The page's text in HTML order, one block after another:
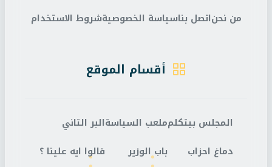
من نحناتصل بناسياسة الخصوصيةشروط الاستخدام
أقسام الموقع
المجلس بيتكلم
دماغ احزاب
ملعب السياسة
باب الوزير
البر التاني
قالوا ايه علينا ؟